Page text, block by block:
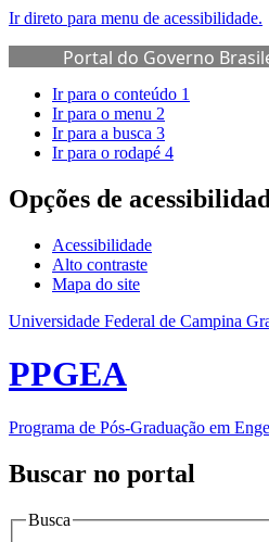
Ir direto para menu de acessibilidade.
Portal do Governo
Ir para o conteúdo 1
Ir para o menu 2
Ir para a busca 3
Ir para o rodapé 4
Opções de
Acessibilidade
Alto contraste
Mapa do site
Universidade Federal de Campina
PPGEA
Programa de Pós-Graduação em
Buscar no portal
Busca